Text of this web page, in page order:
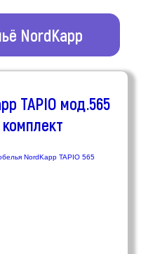
NordKapp
TAPIO мод.565